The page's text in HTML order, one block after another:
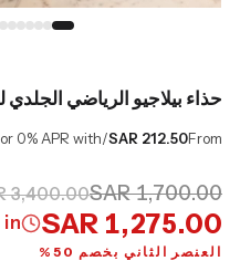
حذاء بيلاجيو الرياضي الجلدي
From
SAR 212.50
/mo or 0% APR with
SAR 1,700.00
3,400.00
SAR 1,275.00
in
العنصر الثاني بخصم 50%